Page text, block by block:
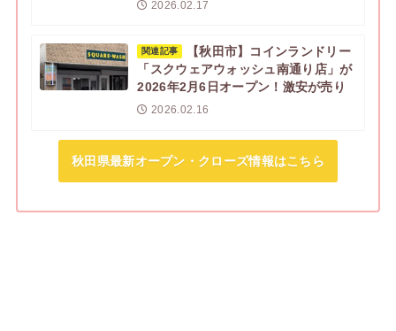
2026.02.17
関連記事
【秋田市】コインランドリー
「スクウェアウォッシュ南通り店」が
2026年2月6日オープン！激安が売り
2026.02.16
秋田県最新オープン・クローズ情報はこちら